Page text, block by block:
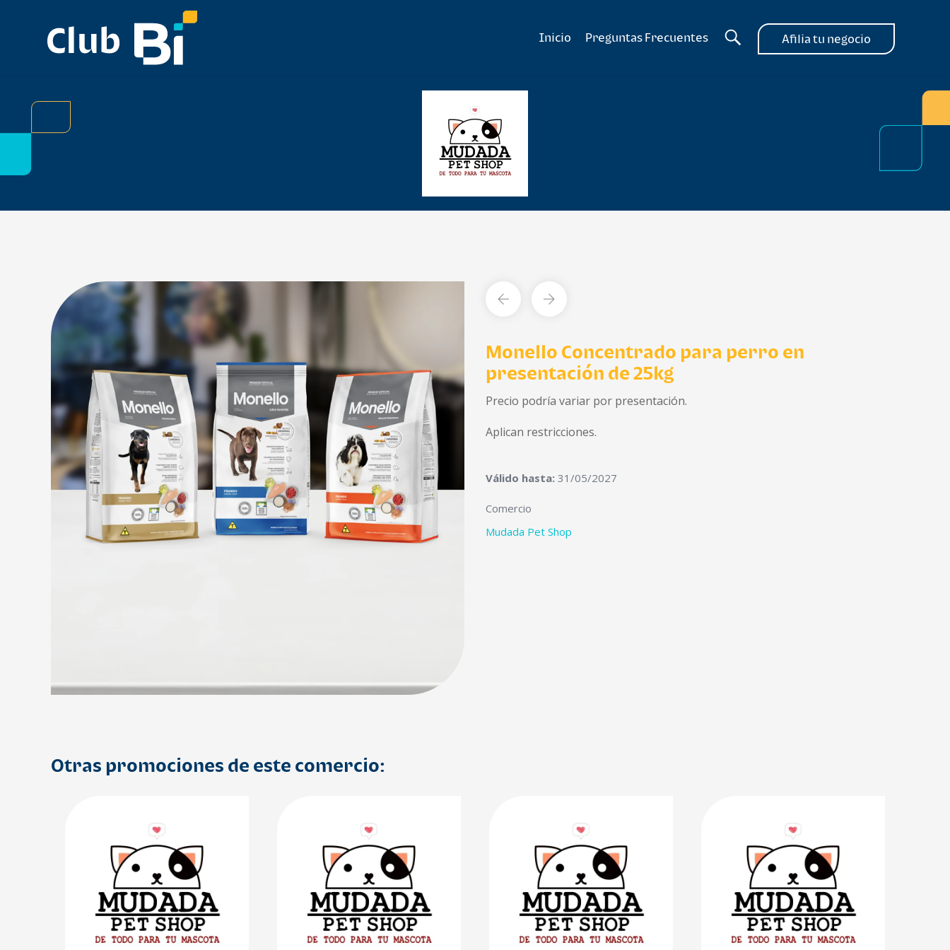
Inicio Preguntas Frecuentes Afilia tu negocio
Monello Concentrado para perro en
presentación de 25kg
Precio podría variar por presentación.
Aplican restricciones.
Válido hasta: 31/05/2027
Comercio
Mudada Pet Shop
Otras promociones de este comercio: